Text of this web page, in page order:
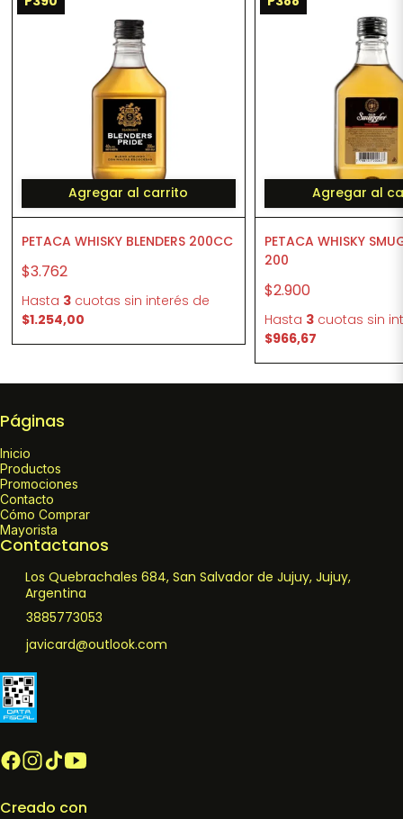
Agregar al carrito
PETACA WHISKY BLENDERS 200CC
$3.762
Hasta 3cuotas sin interés de
$1.254,00
Agregar al
PETACA WHISKY
200
$2.900
Hasta 3 cuotas sin
$966,67
Páginas
Inicio
Productos
Promociones
Contacto
Cómo Comprar
Mayorista
Contactanos
Los Quebrachales 684, San Salvador de Jujuy, Jujuy,
Argentina
3885773053
javicard@outlook.com
Creado con